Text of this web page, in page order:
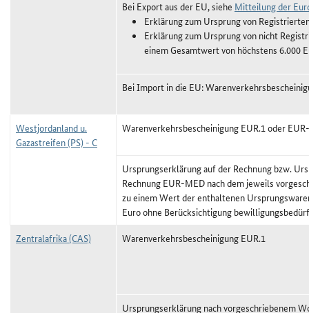
Bei Export aus der EU, siehe Mitteilung der
Erklärung zum Ursprung von
Erklärung zum Ursprung von nicht
einem Gesamtwert von höchstens 6.000
Bei Import in die EU:
Westjordanland u.
Gazastreifen (PS) - C
Warenverkehrsbescheinigung EUR.1 oder
Ursprungserklärung auf der Rechnung bzw.
Rechnung EUR-MED nach dem jeweils
zu einem Wert der enthaltenen
Euro ohne Berücksichtigung
Zentralafrika (CAS)
Warenverkehrsbescheinigung EUR.1
Ursprungserklärung nach vorgeschriebenem